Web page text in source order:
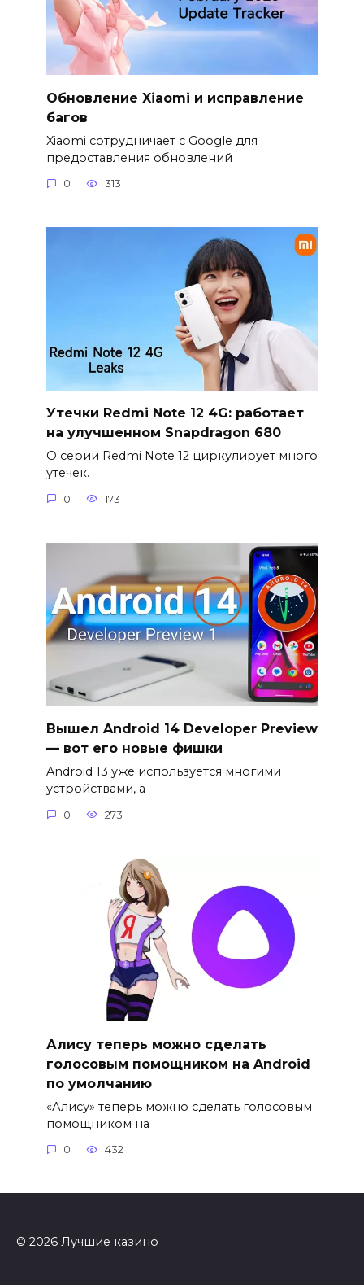
Обновление Xiaomi и исправление
багов
Xiaomi сотрудничает с Google для
предоставления обновлений
0 313
Утечки Redmi Note 12 4G: работает
на улучшенном Snapdragon 680
О серии Redmi Note 12 циркулирует много
утечек.
0 173
Вышел Android 14 Developer Preview
— вот его новые фишки
Android 13 уже используется многими
устройствами, а
0 273
Алису теперь можно сделать
голосовым помощником на Android
по умолчанию
«Алису» теперь можно сделать голосовым
помощником на
0 432
© 2026 Лучшие казино